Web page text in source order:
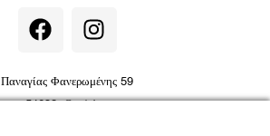
F
a
e
b
I
n
t
a
Παναγίας Φανερωμένης 59
54632, Θεσ/νίκη